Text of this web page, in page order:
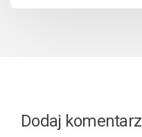
Dodaj komentarz